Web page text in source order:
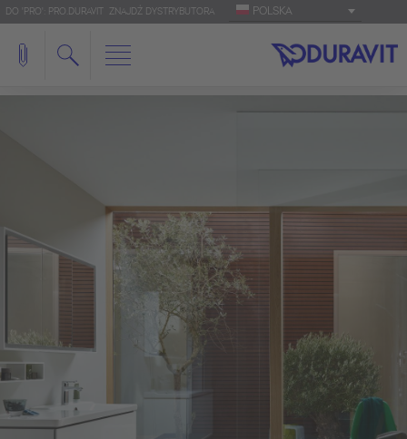
DO 'PRO': PRO.DURAVIT ZNAJDŹ DYSTRYBUTORA POLSKA